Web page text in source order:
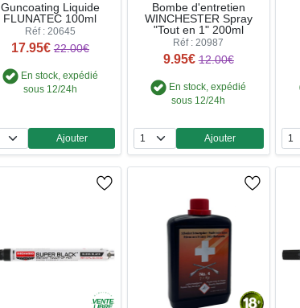
Guncoating Liquide
FLUNATEC 100ml
Réf : 20645
17.95€ 22.00€
En stock, expédié
sous 12/24h
Quantité
Ajouter
Bombe d'entretien
WINCHESTER Spray
"Tout en 1" 200ml
Réf : 20987
9.95€ 12.00€
En stock, expédié
sous 12/24h
Quantité
Ajouter